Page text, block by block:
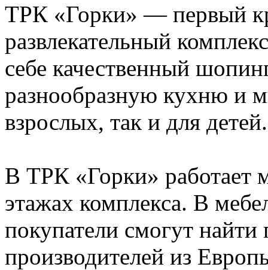
ТРК «Горки» — первый
развлекательный
себе качественный
разнообразную кухню и
взрослых, так и для детей.
В ТРК «Горки» работает
этажах комплекса. В
покупатели смогут
производителей из